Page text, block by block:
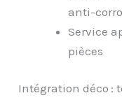
anti-
Service
pièces
Intégration déco :